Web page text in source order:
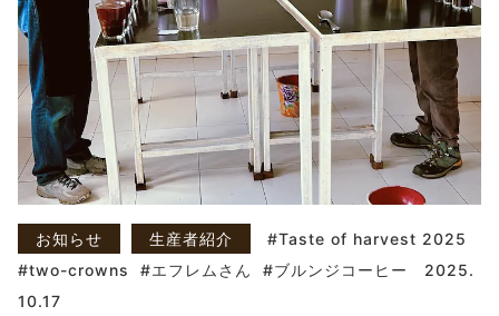
お知らせ 生産者紹介
Taste of harvest 2025
two-crowns
エフレムさん ブルンジコーヒー
2025.
10.17